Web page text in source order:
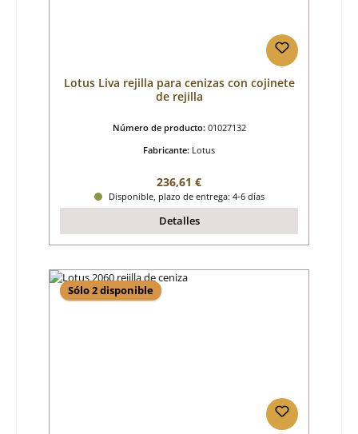
Lotus Liva rejilla para cenizas con cojinete
de rejilla
Número de producto: 01027132
Fabricante: Lotus
Precio normal:
236,61 €
Disponible, plazo de entrega: 4-6 días
Detalles
Sólo 2 disponible